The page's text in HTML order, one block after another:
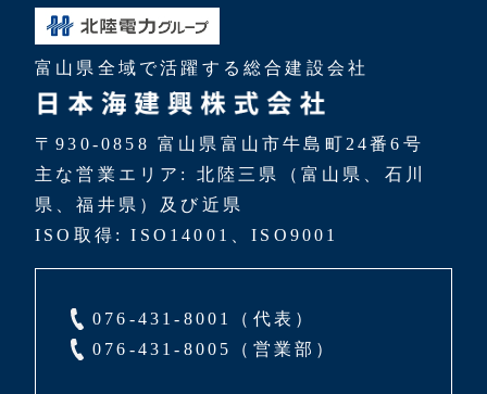
富山県全域で活躍する総合建設会社
〒930-0858 富山県富山市牛島町24番6号
主な営業エリア: 北陸三県（富山県、石川
県、福井県）及び近県
ISO取得: ISO14001、ISO9001
076-431-8001（代表）
076-431-8005（営業部）